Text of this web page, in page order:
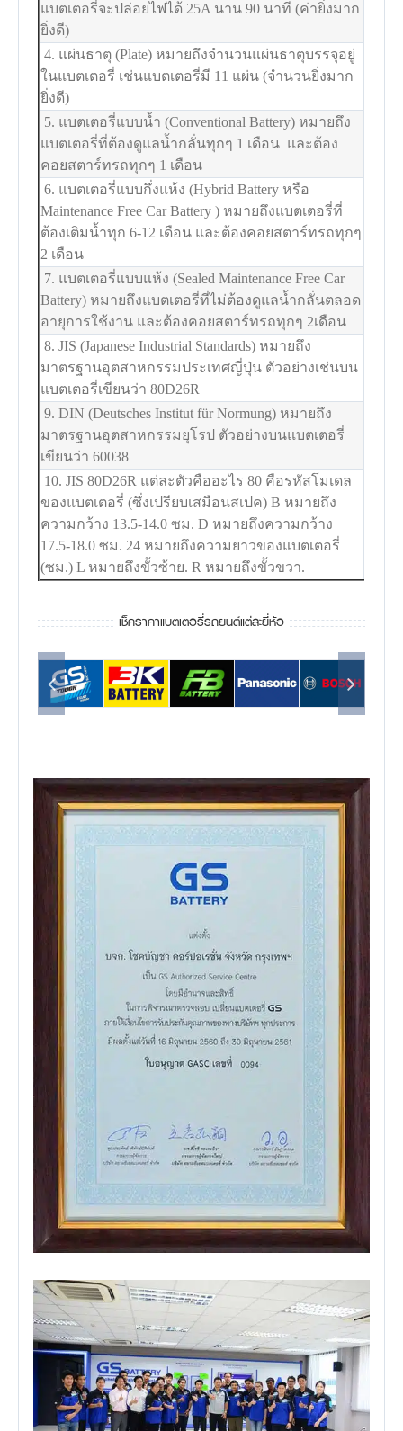
แบตเตอรี่จะปล่อยไฟได้ 25A นาน 90 นาที (ค่ายิ่งมาก
ยิ่งดี)
4. แผ่นธาตุ (Plate) หมายถึงจำนวนแผ่นธาตุบรรจุอยู่
ในแบตเตอรี่ เช่นแบตเตอรี่มี 11 แผ่น (จำนวนยิ่งมาก
ยิ่งดี)
5. แบตเตอรี่แบบน้ำ (Conventional Battery) หมายถึง
แบตเตอรี่ที่ต้องดูแลน้ำกลั่นทุกๆ 1 เดือน และต้อง
คอยสตาร์ทรถทุกๆ 1 เดือน
6. แบตเตอรี่แบบกึ่งแห้ง (Hybrid Battery หรือ
Maintenance Free Car Battery ) หมายถึงแบตเตอรี่ที่
ต้องเติมน้ำทุก 6-12 เดือน และต้องคอยสตาร์ทรถทุกๆ
2 เดือน
7. แบตเตอรี่แบบแห้ง (Sealed Maintenance Free Car
Battery) หมายถึงแบตเตอรี่ที่ไม่ต้องดูแลน้ำกลั่นตลอด
อายุการใช้งาน และต้องคอยสตาร์ทรถทุกๆ 2เดือน
8. JIS (Japanese Industrial Standards) หมายถึง
มาตรฐานอุตสาหกรรมประเทศญี่ปุ่น ตัวอย่างเช่นบน
แบตเตอรี่เขียนว่า 80D26R
9. DIN (Deutsches Institut für Normung) หมายถึง
มาตรฐานอุตสาหกรรมยุโรป ตัวอย่างบนแบตเตอรี่
เขียนว่า 60038
10. JIS 80D26R แต่ละตัวคืออะไร 80 คือรหัสโมเดล
ของแบตเตอรี่ (ซึ่งเปรียบเสมือนสเปค) B หมายถึง
ความกว้าง 13.5-14.0 ซม. D หมายถึงความกว้าง
17.5-18.0 ซม. 24 หมายถึงความยาวของแบตเตอรี่
(ซม.) L หมายถึงขั้วซ้าย. R หมายถึงขั้วขวา.
เช็คราคาแบตเตอรี่รถยนต์แต่ละยี่ห้อ